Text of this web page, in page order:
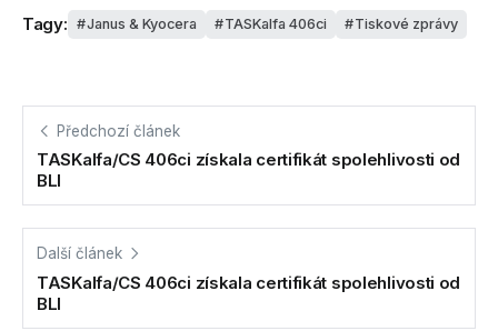
Tagy: Janus & Kyocera TASKalfa 406ci Tiskové zprávy
Předchozí článek
TASKalfa/CS 406ci získala certifikát spolehlivosti od
BLI
Další článek
TASKalfa/CS 406ci získala certifikát spolehlivosti od
BLI